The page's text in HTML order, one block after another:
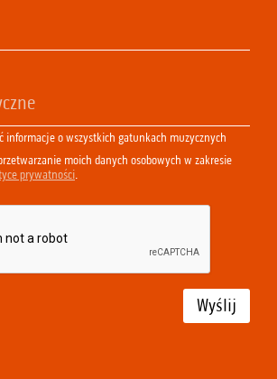
informacje o wszystkich gatunkach muzycznych
moich danych osobowych w zakresie
prywatności.
Wyślij